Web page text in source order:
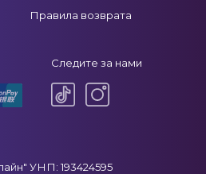
Правила возврата
Следите за нами
УНП: 193424595